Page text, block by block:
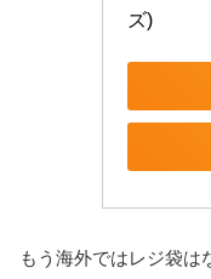
ズ)
もう海外ではレジ袋